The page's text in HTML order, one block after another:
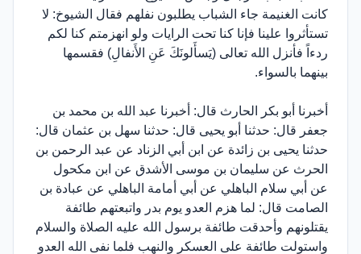
كانت الغنيمة جاء الشباب يطلبون نفلهم فقال الشيوخ: لا
تستأثروا علينا فإنا كنا تحت الرايات ولو انهزمتم كنا لكم
ردءاً فأنزل الله تعالى (يَسأَلونَكَ عَنِ الأَنفالِ) فقسمها
بينهما بالسواء.
أخبرنا أبو بكر الحارث قال: أخبرنا عبد الله بن محمد بن
جعفر قال: حدثنا أبو يحيى قال: حدثنا سهل بن عثمان قال:
حدثنا يحيى بن زائدة عن ابن أبي الزناد عن عبد الرحمن بن
الحرث عن سليمان بن موسى الأشدق عن ابن مكحول
عن أبي سلام الباهلي عن أبي أمامة الباهلي عن عبادة بن
الصامت قال: لما هزم العدو يوم بدر واتبعتهم طائفة
يقتلونهم وأحدقت طائفة برسول الله عليه الصلاة والسلام
واستولت طائفة على العسكر والنهب فلما نفى الله العدو